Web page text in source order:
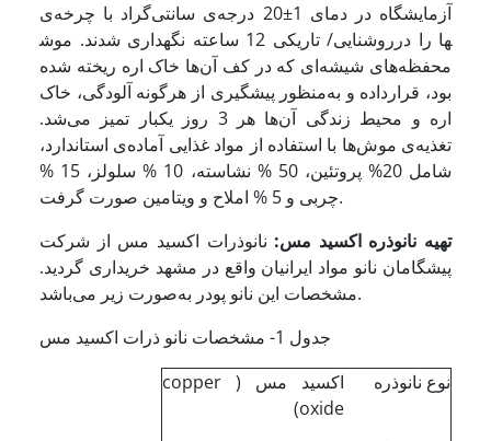
آزمایشگاه در دمای 1±20 درجه‌ی سانتی‌گراد با چرخه‌ی
روشنایی/ تاریکی 12 ساعته نگهداری شدند. موش‎ها را در
محفظه‌های شیشه‌ای که در کف آن‌ها خاک اره ریخته شده
بود، قرارداده و به‌منظور پیشگیری از هرگونه آلودگی، خاک
اره و محیط زندگی آن‌ها هر 3 روز یکبار تمیز می‌شد.
تغذیه‌ی موش‌ها با استفاده از مواد غذایی آماده‌ی استاندارد،
شامل 20% پروتئین، 50 % نشاسته، 10 % سلولز، 15 %
چربی و 5 % املاح و ویتامین صورت گرفت.
تهیه‌ نانوذره اکسید مس: نانوذرات اکسید مس از شرکت
پیشگامان نانو مواد ایرانیان واقع در مشهد خریداری گردید.
مشخصات این نانو پودر به‌صورت زیر می‌باشد.
جدول 1- مشخصات نانو ذرات اکسید مس
نوع نانوذره
اکسید مس ( copper
oxide)